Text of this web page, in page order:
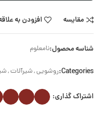
مقایسه افزودن به
شناسه محصول:نامعلوم
Categories: روشویی,شیرآلات,
اشتراک گذاری: